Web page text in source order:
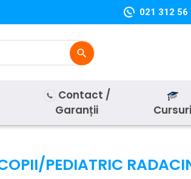
021 312 56
search
Contact /
Garanții
Cursuri
PEDIATRIC